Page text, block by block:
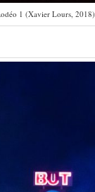
1 (Xavier Lours, 2018)